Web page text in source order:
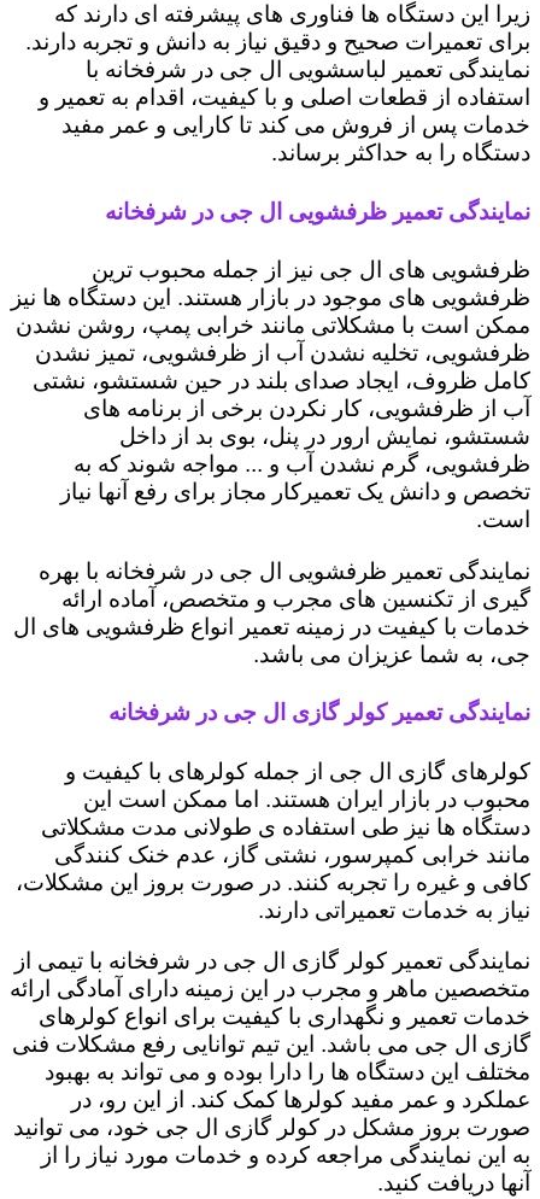
زیرا این دستگاه ها فناوری های پیشرفته ای دارند که
برای تعمیرات صحیح و دقیق نیاز به دانش و تجربه دارند.
نمایندگی تعمیر لباسشویی ال جی در شرفخانه با
استفاده از قطعات اصلی و با کیفیت، اقدام به تعمیر و
خدمات پس از فروش می کند تا کارایی و عمر مفید
دستگاه را به حداکثر برساند.
نمایندگی تعمیر ظرفشویی ال جی در شرفخانه
ظرفشویی های ال جی نیز از جمله محبوب ترین
ظرفشویی های موجود در بازار هستند. این دستگاه ها نیز
ممکن است با مشکلاتی مانند خرابی پمپ، روشن نشدن
ظرفشویی، تخلیه نشدن آب از ظرفشویی، تمیز نشدن
کامل ظروف، ایجاد صدای بلند در حین شستشو، نشتی
آب از ظرفشویی، کار نکردن برخی از برنامه های
شستشو، نمایش ارور در پنل، بوی بد از داخل
ظرفشویی، گرم نشدن آب و ... مواجه شوند که به
تخصص و دانش یک تعمیرکار مجاز برای رفع آنها نیاز
است.
نمایندگی تعمیر ظرفشویی ال جی در شرفخانه با بهره
گیری از تکنسین های مجرب و متخصص، آماده ارائه
خدمات با کیفیت در زمینه تعمیر انواع ظرفشویی های ال
جی، به شما عزیزان می باشد.
نمایندگی تعمیر کولر گازی ال جی در شرفخانه
کولرهای گازی ال جی از جمله کولرهای با کیفیت و
محبوب در بازار ایران هستند. اما ممکن است این
دستگاه ها نیز طی استفاده ی طولانی مدت مشکلاتی
مانند خرابی کمپرسور، نشتی گاز، عدم خنک کنندگی
کافی و غیره را تجربه کنند. در صورت بروز این مشکلات،
نیاز به خدمات تعمیراتی دارند.
نمایندگی تعمیر کولر گازی ال جی در شرفخانه با تیمی از
متخصصین ماهر و مجرب در این زمینه دارای آمادگی ارائه
خدمات تعمیر و نگهداری با کیفیت برای انواع کولرهای
گازی ال جی می باشد. این تیم توانایی رفع مشکلات فنی
مختلف این دستگاه ها را دارا بوده و می تواند به بهبود
عملکرد و عمر مفید کولرها کمک کند. از این رو، در
صورت بروز مشکل در کولر گازی ال جی خود، می توانید
به این نمایندگی مراجعه کرده و خدمات مورد نیاز را از
آنها دریافت کنید.